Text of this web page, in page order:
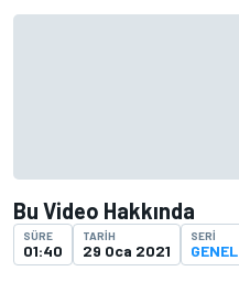
Bu Video Hakkında
SÜRE
01:40
TARIH
29 Oca 2021
SERI
GENEL